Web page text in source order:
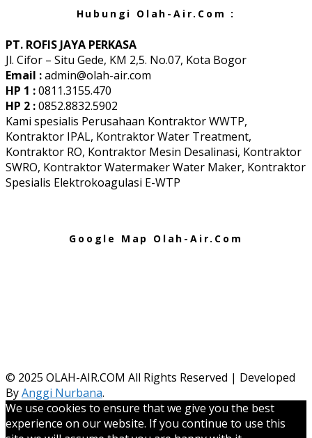
Hubungi Olah-Air.Com :
PT. ROFIS JAYA PERKASA
Jl. Cifor – Situ Gede, KM 2,5. No.07, Kota Bogor
Email :admin@olah-air.com
HP 1 :0811.3155.470
HP 2 :0852.8832.5902
Kami spesialis Perusahaan Kontraktor WWTP,
Kontraktor IPAL, Kontraktor Water Treatment,
Kontraktor RO, Kontraktor Mesin Desalinasi, Kontraktor
SWRO, Kontraktor Watermaker Water Maker, Kontraktor
Spesialis Elektrokoagulasi E-WTP
Google Map Olah-Air.Com
© 2025 OLAH-AIR.COM All Rights Reserved | Developed
ByAnggi Nurbana.
We use cookies to ensure that we give you the best
experience on our website. If you continue to use this